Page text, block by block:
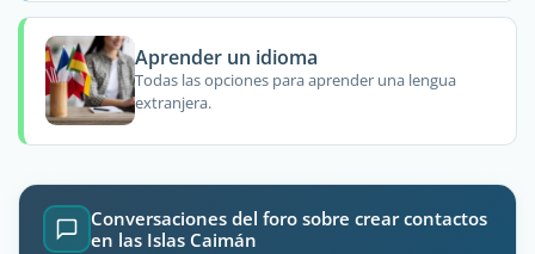
Aprender un idioma
Todas las opciones para aprender una lengua
extranjera.
Conversaciones del foro sobre crear contactos
en las Islas Caimán